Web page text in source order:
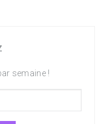
semaine !